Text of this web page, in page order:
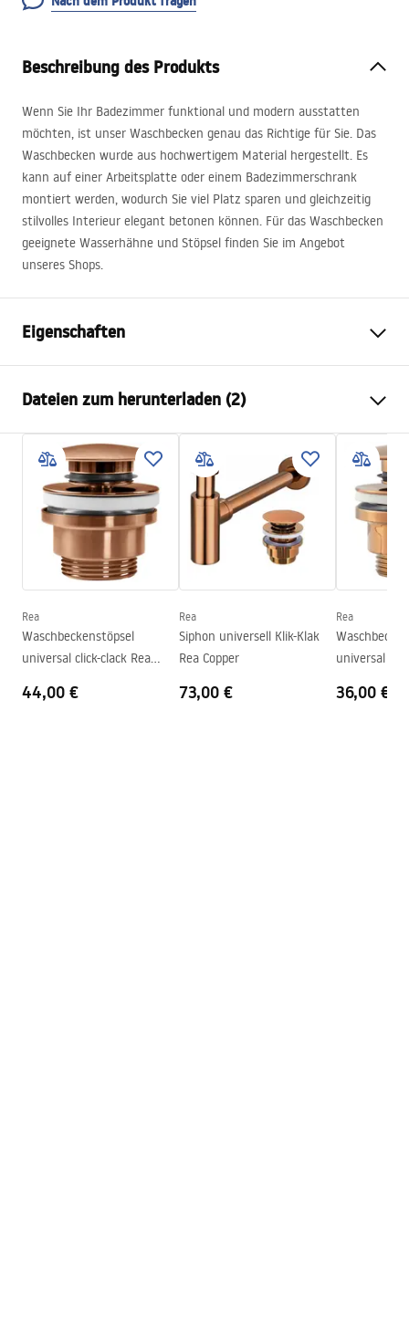
Beschreibung des Produkts
Wenn Sie Ihr Badezimmer funktional und modern ausstatten
möchten, ist unser Waschbecken genau das Richtige für Sie. Das
Waschbecken wurde aus hochwertigem Material hergestellt. Es
kann auf einer Arbeitsplatte oder einem Badezimmerschrank
montiert werden, wodurch Sie viel Platz sparen und gleichzeitig
stilvolles Interieur elegant betonen können. Für das Waschbecken
geeignete Wasserhähne und Stöpsel finden Sie im Angebot
unseres Shops.
Eigenschaften
Material
Gehärtetes Glas
Farbe
Schwarz
Fertigstellung
Glänzend
Länge
395mm
Breite
395
Höhe
Form
Armaturloch
Nicht
Dateien zum herunterladen (2)
Anweisungen zum Einbau
Basin.pdf
Garantiebedingungen
Warranty_Terms_and_Conditions_Basins_-_5.pdf
Rea
Waschbeckenstöpsel
universal click-clack Rea
44,00 €
Rea
Siphon universell Klik-Klak
Rea Copper
73,00 €
Rea
universal
36,00 €